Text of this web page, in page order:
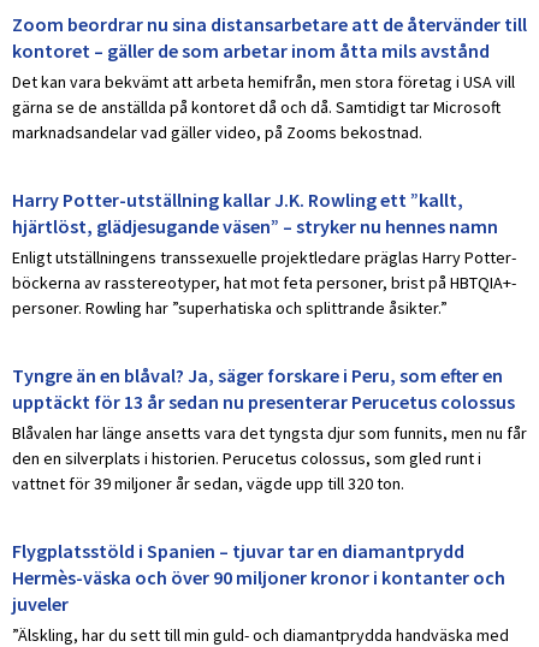
Zoom beordrar nu sina distansarbetare att de återvänder till
kontoret – gäller de som arbetar inom åtta mils avstånd
Det kan vara bekvämt att arbeta hemifrån, men stora företag i USA vill
gärna se de anställda på kontoret då och då. Samtidigt tar Microsoft
marknadsandelar vad gäller video, på Zooms bekostnad.
Harry Potter-utställning kallar J.K. Rowling ett ”kallt,
hjärtlöst, glädjesugande väsen” – stryker nu hennes namn
Enligt utställningens transsexuelle projektledare präglas Harry Potter-
böckerna av rasstereotyper, hat mot feta personer, brist på HBTQIA+-
personer. Rowling har ”superhatiska och splittrande åsikter.”
Tyngre än en blåval? Ja, säger forskare i Peru, som efter en
upptäckt för 13 år sedan nu presenterar Perucetus colossus
Blåvalen har länge ansetts vara det tyngsta djur som funnits, men nu får
den en silverplats i historien. Perucetus colossus, som gled runt i
vattnet för 39 miljoner år sedan, vägde upp till 320 ton.
Flygplatsstöld i Spanien – tjuvar tar en diamantprydd
Hermès-väska och över 90 miljoner kronor i kontanter och
juveler
”Älskling, har du sett till min guld- och diamantprydda handväska med